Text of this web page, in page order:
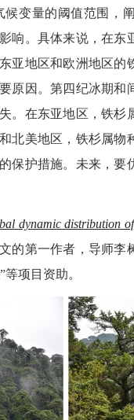
变量的阈值范围，
响。具体来说，在
亚地区和欧洲地区的
原因。第四纪冰期
。在东亚地区，铁
北美地区，铁杉属
保护措施。未来，要
dynamic distribution of
的第一作者，导师
”等项目资助。